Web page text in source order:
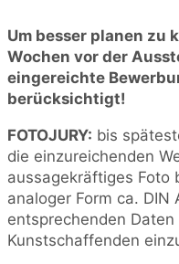
Um besser planen zu
Wochen vor der
eingereichte
berücksichtigt!
FOTOJURY: bis
die einzureichenden
aussagekräftiges Foto
analoger Form ca.
entsprechenden Daten
Kunstschaffenden